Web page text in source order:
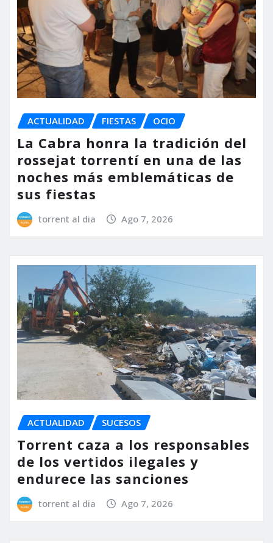
ACTUALIDAD FIESTAS OCIO
La Cabra honra la tradición del
rossejat torrentí en una de las
noches más emblemáticas de
sus fiestas
torrent al dia Ago 7, 2026
ACTUALIDAD SUCESOS
Torrent caza a los responsables
de los vertidos ilegales y
endurece las sanciones
torrent al dia Ago 7, 2026